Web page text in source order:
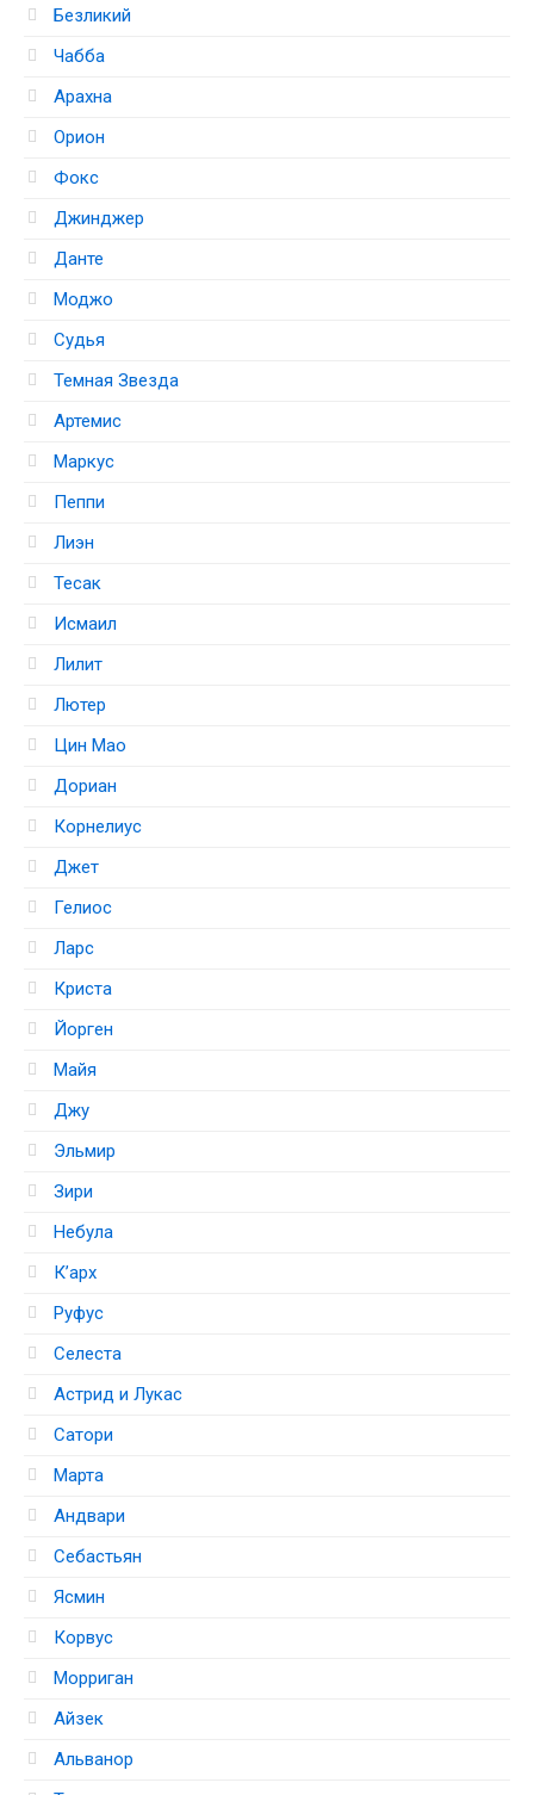
Безликий
Чабба
Арахна
Орион
Фокс
Джинджер
Данте
Моджо
Судья
Темная Звезда
Артемис
Маркус
Пеппи
Лиэн
Тесак
Исмаил
Лилит
Лютер
Цин Мао
Дориан
Корнелиус
Джет
Гелиос
Ларс
Криста
Йорген
Майя
Джу
Эльмир
Зири
Небула
К’арх
Руфус
Селеста
Астрид и Лукас
Сатори
Марта
Андвари
Себастьян
Ясмин
Корвус
Морриган
Айзек
Альванор